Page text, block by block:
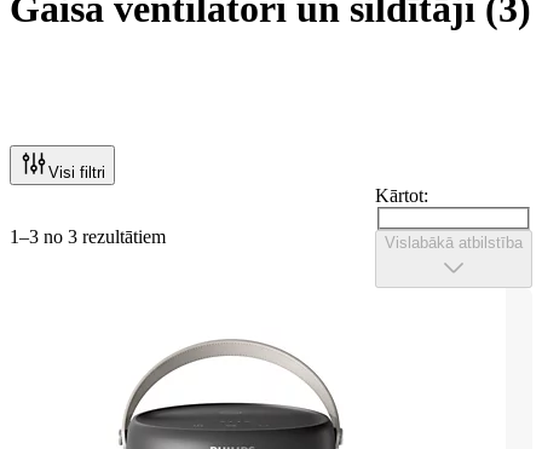
Gaisa ventilatori un sildītāji (3)
Visi filtri
1–3 no 3 rezultātiem
Kārtot:
Vislabākā atbilstība